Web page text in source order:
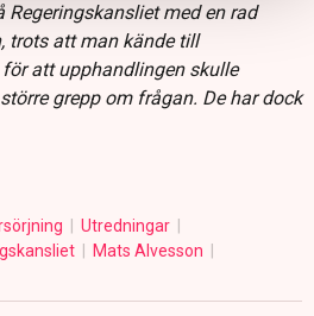
Regeringskansliet med en rad
trots att man kände till
att upphandlingen skulle
grepp om frågan. De har dock
Utredningar
Mats Alvesson